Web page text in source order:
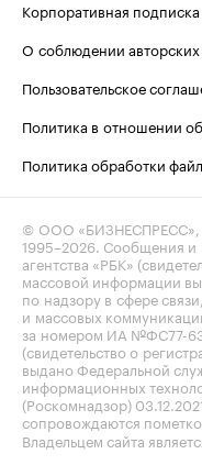
Корпоративная подписка
О соблюдении
Пользовательское
Политика в отношении
Политика обработки
© ООО
1995–2026. Сообщения и
агентства «РБК»
массовой информации
по надзору в сфере
и массовых
за номером ИА №ФС77-
(свидетельство о
выдано Федеральной
информационных
(Роскомнадзор)
сопровождаются
Владельцем сайта